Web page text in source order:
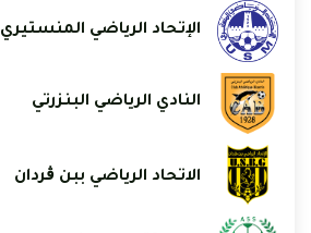
الإتحاد الرياضي المنستيري
النادي الرياضي البنزرتي
الاتحاد الرياضي ببن ڨردان